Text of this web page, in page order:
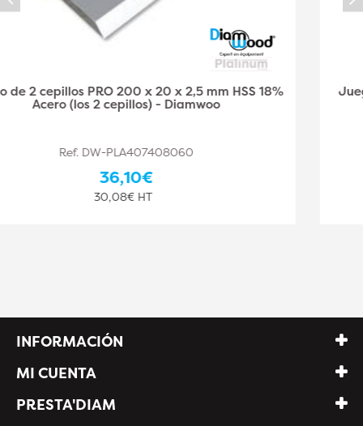
Juego de 2 cepillos PRO 250 x 30 x 3 mm HSS 18%
Acero (los 2 cepillos) - Diamwood
Ref. DW-PLA407408061
36,75€ HT
INFORMACIÓN
MI CUENTA
PRESTA'DIAM